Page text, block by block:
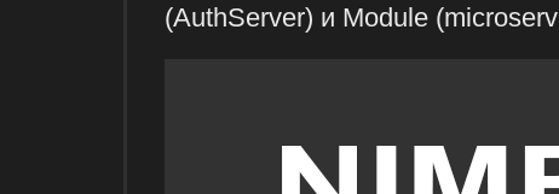
(AuthServer) и Module